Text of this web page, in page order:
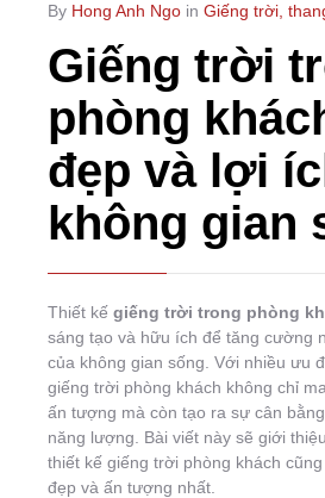
By Hong Anh Ngo in Giếng trời,
Giếng trời
phòng
đẹp và lợi
không gian
Thiết kế giếng trời trong phòng
sáng tạo và hữu ích để tăng cường
của không gian sống. Với nhiều ưu
giếng trời phòng khách không chỉ
ấn tượng mà còn tạo ra sự cân
năng lượng. Bài viết này sẽ giới
thiết kế giếng trời phòng khách
đẹp và ấn tượng nhất.